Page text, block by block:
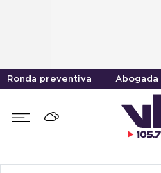
Ronda preventiva Abogada